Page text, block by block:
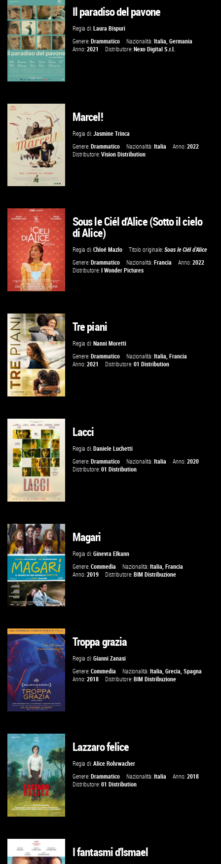
GUARDA IL TRAILER
VAI ALLA SCHEDA
GUARDA IL TRAILER
VAI ALLA SCHEDA
Il paradiso del pavone
Regia di:Laura Bispuri
Genere:Drammatico Nazionalità:Italia ,Germania
Anno:2021 Distributore:Nexo Digital S.r.l.
GUARDA IL TRAILER
VAI ALLA SCHEDA
Marcel!
Regia di:Jasmine Trinca
Genere:Drammatico Nazionalità:Italia Anno:2022
Distributore:Vision Distribution
GUARDA IL TRAILER
VAI ALLA SCHEDA
Sous le Ciél d'Alice (Sotto il cielo
di Alice)
Regia di:Chloé Mazlo Titolo originale:Sous le Ciél d'Alice
Genere:Drammatico Nazionalità:Francia Anno:2022
Distributore:I Wonder Pictures
GUARDA IL TRAILER
VAI ALLA SCHEDA
Tre piani
Regia di:Nanni Moretti
Genere:Drammatico Nazionalità:Italia,Francia
Anno:2021 Distributore:01 Distribution
GUARDA IL TRAILER
VAI ALLA SCHEDA
Lacci
Regia di:Daniele Luchetti
Genere:Drammatico Nazionalità:Italia Anno:2020
Distributore:01 Distribution
GUARDA IL TRAILER
VAI ALLA SCHEDA
Magari
Regia di:Ginevra Elkann
Genere:Commedia Nazionalità:Italia ,Francia
Anno:2019 Distributore:BIM Distribuzione
GUARDA IL TRAILER
VAI ALLA SCHEDA
Troppa grazia
Regia di:Gianni Zanasi
Genere:Commedia Nazionalità:Italia,Grecia,Spagna
Anno:2018 Distributore:BIM Distribuzione
GUARDA IL TRAILER
Lazzaro felice
Regia di:Alice Rohrwacher
Genere:Drammatico Nazionalità:Italia Anno:2018
Distributore:01 Distribution
I fantasmi d'Ismael